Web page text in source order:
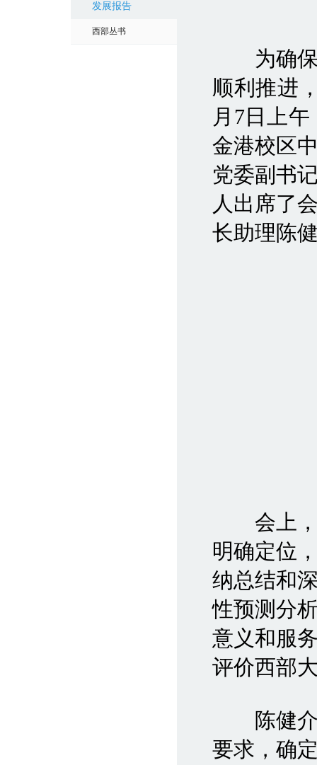
发展报告
西部丛书
为确保
顺利推进
月7日上
金港校区
党委副书
人出席了
长助理陈
会上，
明确定位
纳总结和
性预测分
意义和服
评价西部
陈健介
要求，确